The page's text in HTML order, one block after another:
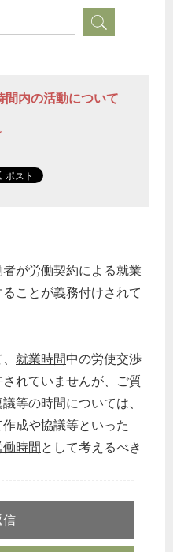
内の活動について
者が労働契約による就業
ことが義務付けされて
就業時間中の労使交渉
れていませんが、ご質
等の時間については、
成や協議等といった
働時間として考えるべき
信